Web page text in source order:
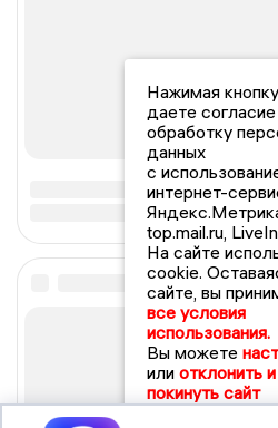
Нажимая
даете
обработку
данных
с
интернет-
top.mail.ru,
На сайте
cookie.
сайте, вы
все условия
использования.
Вы можете
или отклонить и
покинуть сайт